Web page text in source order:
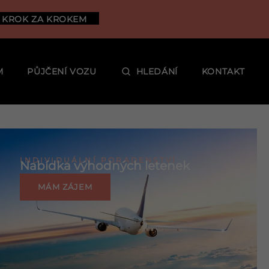
ZA KROKEM
PŮJČENÍ VOZU HLEDÁNÍ KONTAKT
INDIVIDUÁLNÍ PORADENSTVÍ
Nabídka výhodných letenek
MÁM ZÁJEM